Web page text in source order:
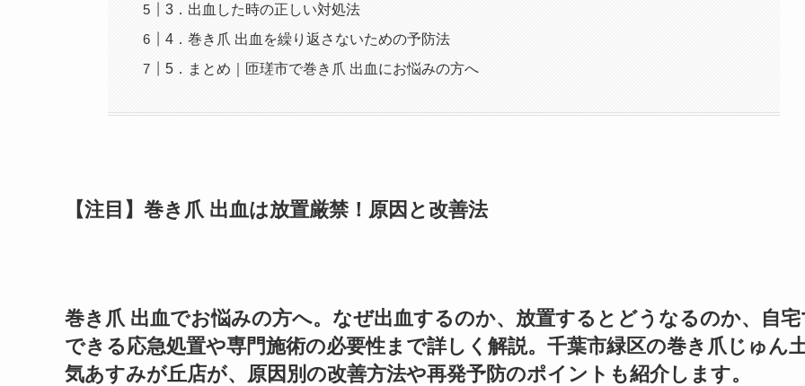
3．出血した時の正しい対処法
4．巻き爪 出血を繰り返さないための予防法
5．まとめ｜匝瑳市で巻き爪 出血にお悩みの方へ
【注目】巻き爪 出血は放置厳禁！原因と改善法
巻き爪 出血でお悩みの方へ。なぜ出血するのか、放置するとどうなるのか、自宅
できる応急処置や専門施術の必要性まで詳しく解説。千葉市緑区の巻き爪じゅん
気あすみが丘店が、原因別の改善方法や再発予防のポイントも紹介します。